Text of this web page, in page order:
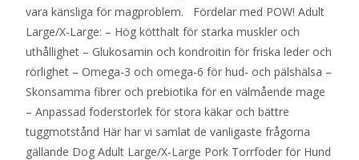
vara känsliga för magproblem. Fördelar med POW! Adult
Large/X-Large: – Hög kötthalt för starka muskler och
uthållighet – Glukosamin och kondroitin för friska leder och
rörlighet – Omega-3 och omega-6 för hud- och pälshälsa –
Skonsamma fibrer och prebiotika för en välmående mage
– Anpassad foderstorlek för stora käkar och bättre
tuggmotstånd Här har vi samlat de vanligaste frågorna
gällande Dog Adult Large/X-Large Pork Torrfoder för Hund